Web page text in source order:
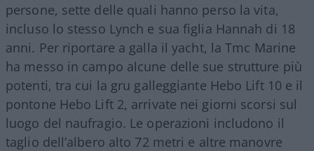
persone, sette delle quali hanno perso la vita,
incluso lo stesso Lynch e sua figlia Hannah di 18
anni. Per riportare a galla il yacht, la Tmc Marine
ha messo in campo alcune delle sue strutture più
potenti, tra cui la gru galleggiante Hebo Lift 10 e il
pontone Hebo Lift 2, arrivate nei giorni scorsi sul
luogo del naufragio. Le operazioni includono il
taglio dell’albero alto 72 metri e altre manovre